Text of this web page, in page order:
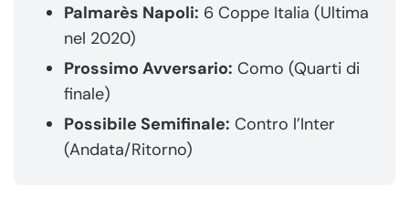
Palmarès Napoli: 6 Coppe Italia (Ultima
nel 2020)
Prossimo Avversario: Como (Quarti di
finale)
Possibile Semifinale: Contro l’Inter
(Andata/Ritorno)